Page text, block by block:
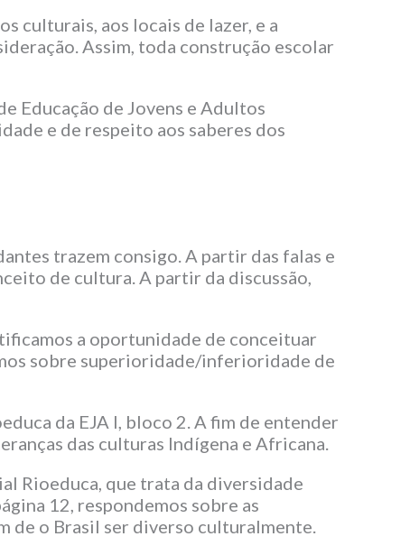
culturais, aos locais de lazer, e a
Assim, toda construção escolar
Educação de Jovens e Adultos
e de respeito aos saberes dos
trazem consigo. A partir das falas e
de cultura. A partir da discussão,
a oportunidade de conceituar
sobre superioridade/inferioridade de
da EJA I, bloco 2. A fim de entender
das culturas Indígena e Africana.
Rioeduca, que trata da diversidade
12, respondemos sobre as
de o Brasil ser diverso culturalmente.